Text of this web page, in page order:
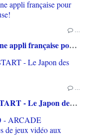
…
[TEST] APPLICATION QWARGS : une appli française pour gérer sa collection de jeux vidéo prometteuse!
…
[REVUE LIVRE GAMING] PRESS START - Le Japon des jeux vidéo aux éditions NUINUI